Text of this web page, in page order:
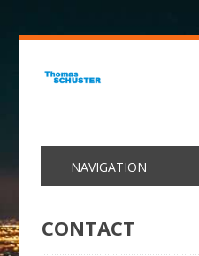
CONTACT